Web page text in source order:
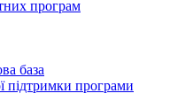
програм
база
підтримки програми